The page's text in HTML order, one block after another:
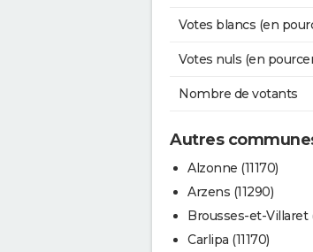
Votes blancs (en
Votes nuls (en
Nombre de votants
Autres
Alzonne (11170)
Arzens (11290)
Brousses-et-Villaret
Carlipa (11170)